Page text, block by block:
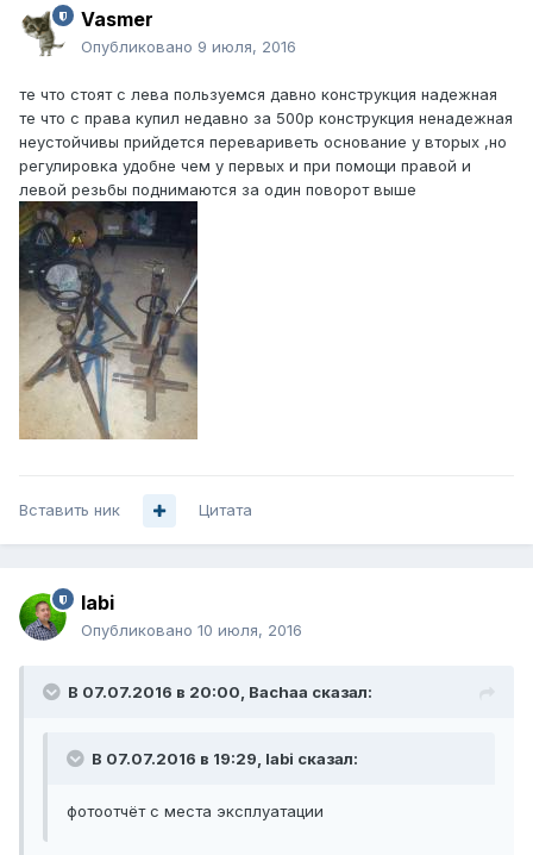
Vasmer
Опубликовано 9 июля, 2016
те что стоят с лева пользуемся давно конструкция надежная
те что с права купил недавно за 500р конструкция ненадежная
неустойчивы прийдется перевариветь основание у вторых ,но
регулировка удобне чем у первых и при помощи правой и
левой резьбы поднимаются за один поворот выше
Вставить ник Цитата
labi
Опубликовано 10 июля, 2016
В 07.07.2016 в 20:00, Bachaa сказал:
В 07.07.2016 в 19:29, labi сказал:
фотоотчёт с места эксплуатации